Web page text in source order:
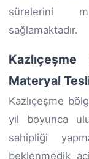
sürelerini
sağlamaktadır.
Materyal
Kazlıçeşme
yıl boyunca
sahipliği
beklenmedik